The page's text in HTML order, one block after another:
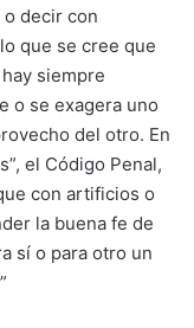
o decir con
que se cree que
siempre
o se exagera uno
del otro. En
el Código Penal,
con artificios o
la buena fe de
sí o para otro un